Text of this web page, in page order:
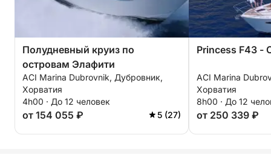
Полудневный круиз по
островам Элафити
ACI Marina Dubrovnik, Дубровник,
Хорватия
4h00 · До 12 человек
от 154 055 ₽ 5 (27)
Princess F43 -
ACI Marina
Хорватия
8h00 · До 12
от 250 339 ₽